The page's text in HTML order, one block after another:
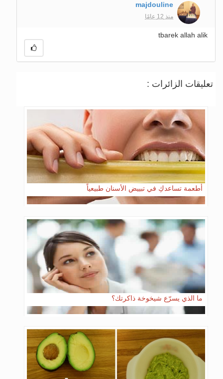
majdouline
منذ 12 عامًا
tbarek allah alik
تعليقات الزائرات :
أطعمة تساعدكِ في تبييض الأسنان طبيعياً
ما الذي يسرّع شيخوخة ذاكرتك؟